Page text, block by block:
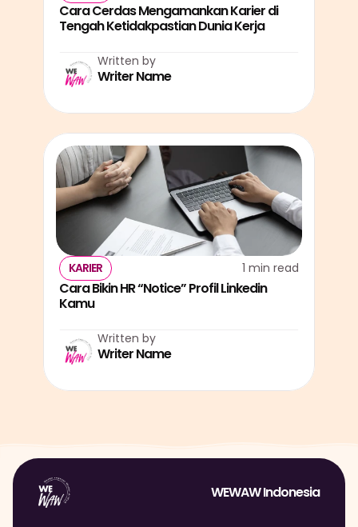
Cara Cerdas Mengamankan Karier di
Tengah Ketidakpastian Dunia Kerja
Written by
Writer Name
KARIER 1 min read
Cara Bikin HR “Notice” Profil Linkedin
Kamu
Written by
Writer Name
WEWAW Indonesia